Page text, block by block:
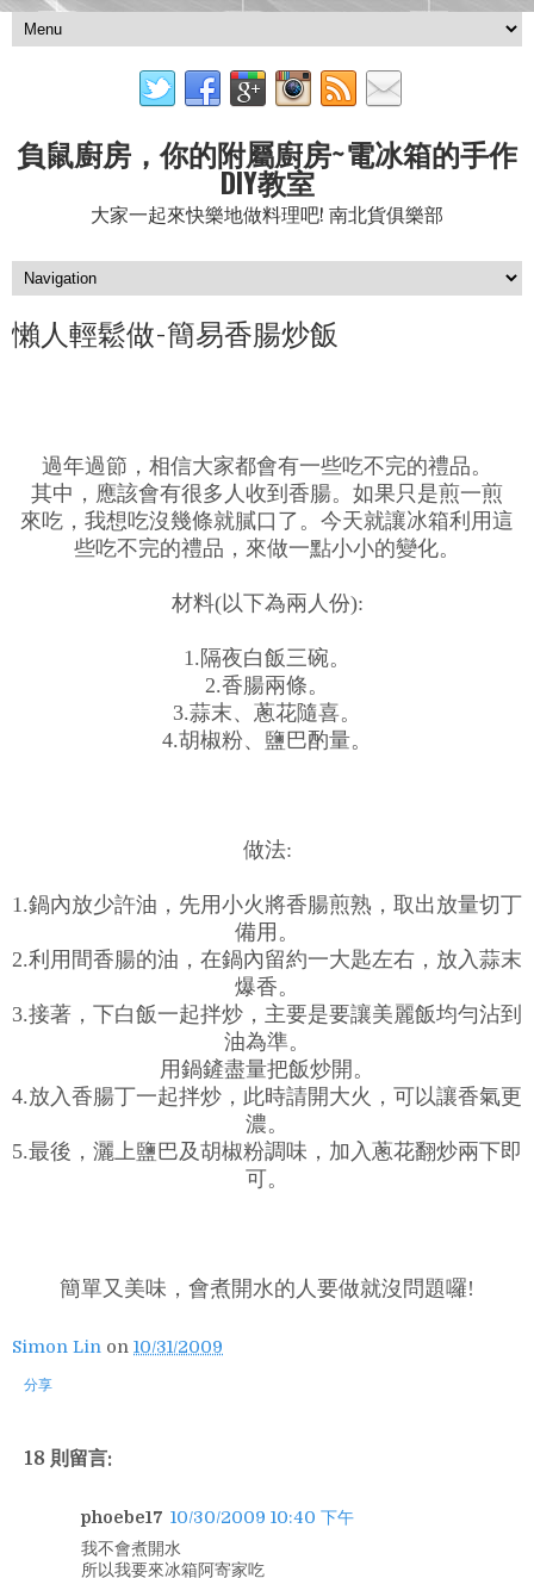
負鼠廚房，你的附屬廚房~電冰箱的手作
DIY教室
大家一起來快樂地做料理吧! 南北貨俱樂部
懶人輕鬆做-簡易香腸炒飯
過年過節，相信大家都會有一些吃不完的禮品。
其中，應該會有很多人收到香腸。如果只是煎一煎
來吃，我想吃沒幾條就膩口了。今天就讓冰箱利用這
些吃不完的禮品，來做一點小小的變化。
材料(以下為兩人份):
1.隔夜白飯三碗。
2.香腸兩條。
3.蒜末、蔥花隨喜。
4.胡椒粉、鹽巴酌量。
做法:
1.鍋內放少許油，先用小火將香腸煎熟，取出放量切丁
備用。
2.利用間香腸的油，在鍋內留約一大匙左右，放入蒜末
爆香。
3.接著，下白飯一起拌炒，主要是要讓美麗飯均勻沾到
油為準。
用鍋鏟盡量把飯炒開。
4.放入香腸丁一起拌炒，此時請開大火，可以讓香氣更
濃。
5.最後，灑上鹽巴及胡椒粉調味，加入蔥花翻炒兩下即
可。
簡單又美味，會煮開水的人要做就沒問題囉!
Simon Lin on 10/31/2009
分享
18 則留言:
phoebe17 10/30/2009 10:40 下午
我不會煮開水
所以我要來冰箱阿寄家吃